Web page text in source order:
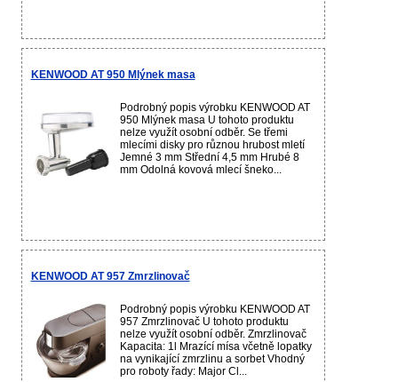
KENWOOD AT 950 Mlýnek masa
Podrobný popis výrobku KENWOOD AT
950 Mlýnek masa U tohoto produktu
nelze využít osobní odběr. Se třemi
mlecími disky pro různou hrubost mletí
Jemné 3 mm Střední 4,5 mm Hrubé 8
mm Odolná kovová mlecí šneko...
KENWOOD AT 957 Zmrzlinovač
Podrobný popis výrobku KENWOOD AT
957 Zmrzlinovač U tohoto produktu
nelze využít osobní odběr. Zmrzlinovač
Kapacita: 1l Mrazící mísa včetně lopatky
na vynikající zmrzlinu a sorbet Vhodný
pro roboty řady: Major Cl...